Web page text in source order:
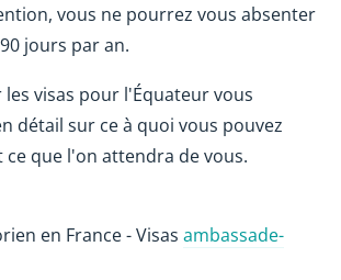
vous ne pourrez vous absenter
jours par an.
visas pour l'Équateur vous
détail sur ce à quoi vous pouvez
que l'on attendra de vous.
en France - Visas ambassade-